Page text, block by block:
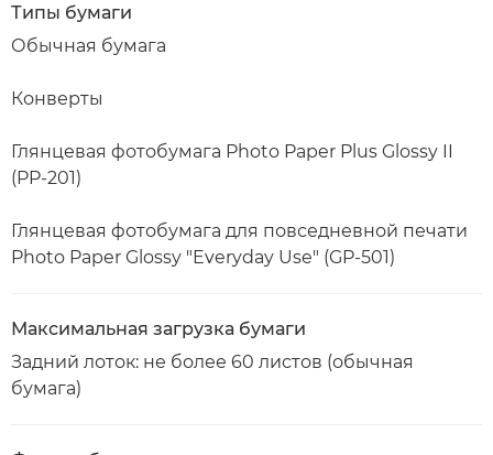
Типы бумаги
Обычная бумага
Конверты
Глянцевая фотобумага Photo Paper Plus Glossy II
(PP-201)
Глянцевая фотобумага для повседневной печати
Photo Paper Glossy "Everyday Use" (GP-501)
Максимальная загрузка бумаги
Задний лоток: не более 60 листов (обычная
бумага)